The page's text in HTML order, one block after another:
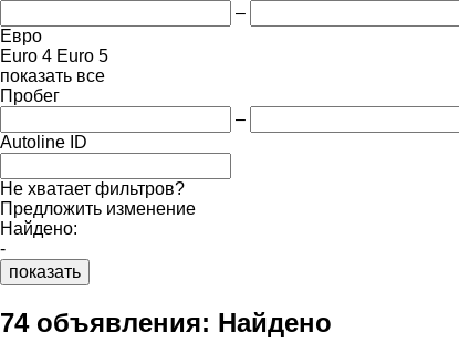
–
Евро
Euro 4 Euro 5
показать все
Пробег
–
Autoline ID
Не хватает фильтров?
Предложить изменение
Найдено:
-
показать
74 объявления: Найдено